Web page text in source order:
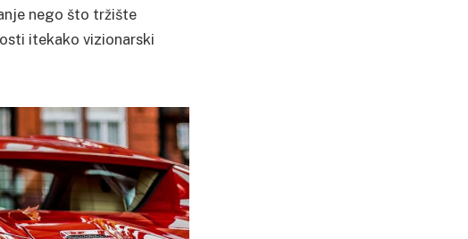
nego što tržište
itekako vizionarski